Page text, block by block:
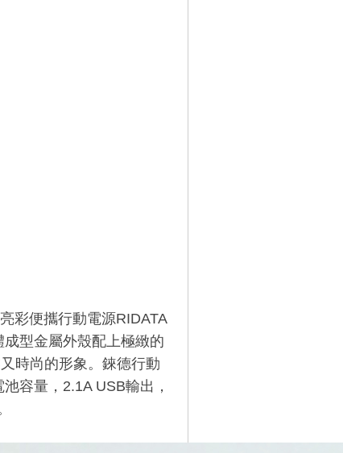
彩便攜行動電源RIDATA
型金屬外殼配上極緻的
時尚的形象。錸德行動
容量，2.1A USB輸出，